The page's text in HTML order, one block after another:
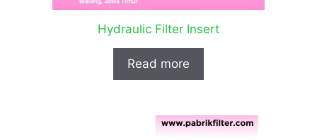
Hydraulic Filter Insert
Read more